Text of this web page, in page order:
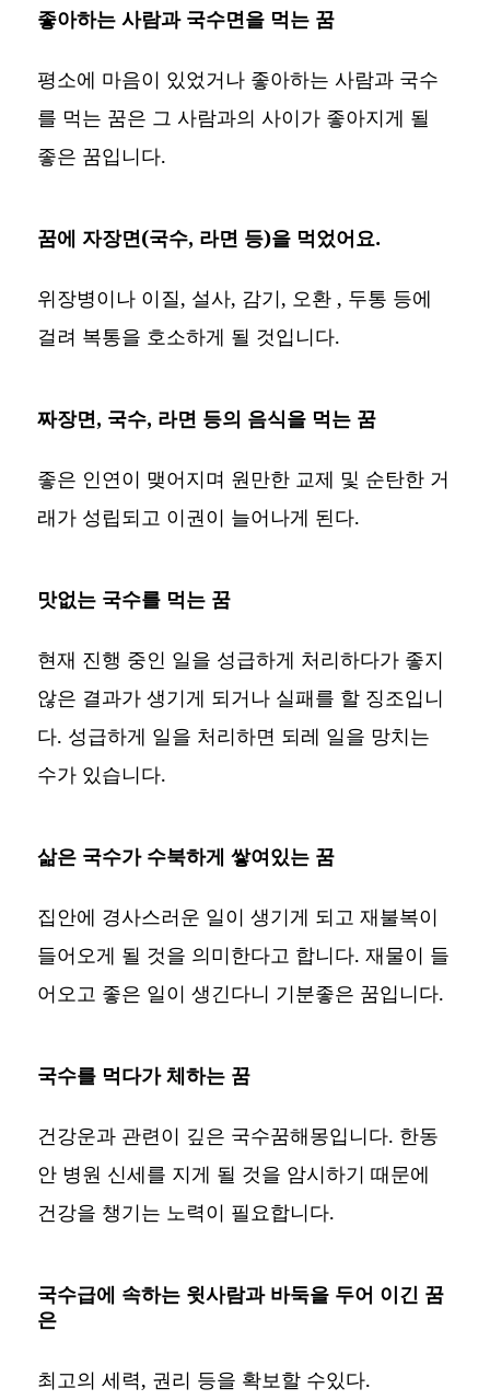
좋아하는 사람과 국수면을 먹는 꿈
평소에 마음이 있었거나 좋아하는 사람과 국수
를 먹는 꿈은 그 사람과의 사이가 좋아지게 될
좋은 꿈입니다.
꿈에 자장면(국수, 라면 등)을 먹었어요.
위장병이나 이질, 설사, 감기, 오환 , 두통 등에
걸려 복통을 호소하게 될 것입니다.
짜장면, 국수, 라면 등의 음식을 먹는 꿈
좋은 인연이 맺어지며 원만한 교제 및 순탄한 거
래가 성립되고 이권이 늘어나게 된다.
맛없는 국수를 먹는 꿈
현재 진행 중인 일을 성급하게 처리하다가 좋지
않은 결과가 생기게 되거나 실패를 할 징조입니
다. 성급하게 일을 처리하면 되레 일을 망치는
수가 있습니다.
삶은 국수가 수북하게 쌓여있는 꿈
집안에 경사스러운 일이 생기게 되고 재불복이
들어오게 될 것을 의미한다고 합니다. 재물이 들
어오고 좋은 일이 생긴다니 기분좋은 꿈입니다.
국수를 먹다가 체하는 꿈
건강운과 관련이 깊은 국수꿈해몽입니다. 한동
안 병원 신세를 지게 될 것을 암시하기 때문에
건강을 챙기는 노력이 필요합니다.
국수급에 속하는 윗사람과 바둑을 두어 이긴 꿈
은
최고의 세력, 권리 등을 확보할 수있다.